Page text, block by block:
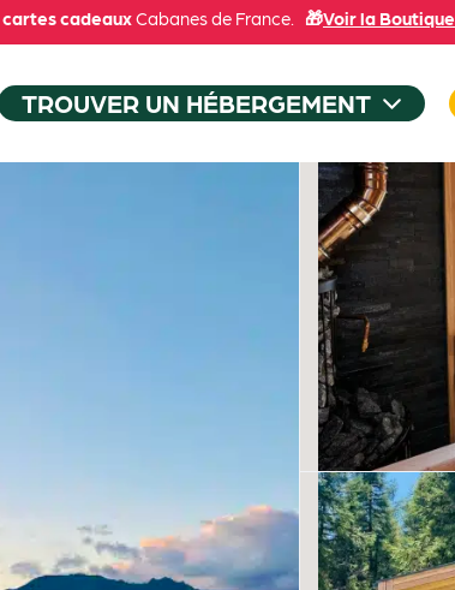
cartes cadeauxCabanes de France. 🎁Voir la Boutique
TROUVER UN HÉBERGEMENT